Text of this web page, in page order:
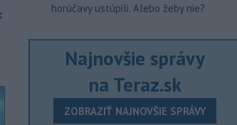
horúčavy ustúpili. Alebo žeby nie?
Najnovšie správy
na Teraz.sk
ZOBRAZIŤ NAJNOVŠIE SPRÁVY